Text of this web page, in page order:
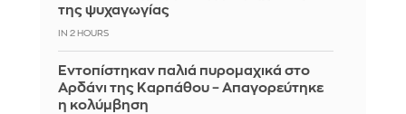
της ψυχαγωγίας
IN 2 HOURS
Εντοπίστηκαν παλιά πυρομαχικά στο
Αρδάνι της Καρπάθου – Απαγορεύτηκε
η κολύμβηση